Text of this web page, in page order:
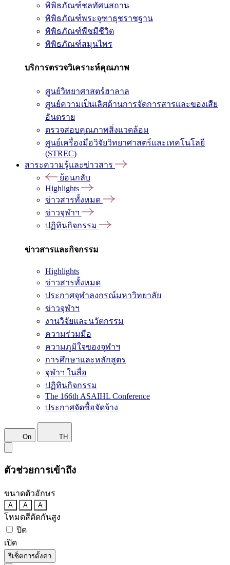
พิพิธภัณฑ์ชลทัศนสถาน
พิพิธภัณฑ์พระจุฑาธุชราชฐาน
พิพิธภัณฑ์พืชมีชีวิต
พิพิธภัณฑ์สมุนไพร
บริการตรวจวิเคราะห์คุณภาพ
ศูนย์วิทยาศาสตร์ฮาลาล
ศูนย์ความเป็นเลิศด้านการจัดการสารและของเสีย
อันตราย
ตรวจสอบคุณภาพสิ่งแวดล้อม
ศูนย์เครื่องมือวิจัยวิทยาศาสตร์และเทคโนโลยี
(STREC)
สาระความรู้และข่าวสาร
ย้อนกลับ
Highlights
ข่าวสารทั้งหมด
ข่าวจุฬาฯ
ปฏิทินกิจกรรม
ข่าวสารและกิจกรรม
Highlights
ข่าวสารทั้งหมด
ประกาศจุฬาลงกรณ์มหาวิทยาลัย
ข่าวจุฬาฯ
งานวิจัยและนวัตกรรม
ความร่วมมือ
ความภูมิใจของจุฬาฯ
การศึกษาและหลักสูตร
จุฬาฯ ในสื่อ
ปฏิทินกิจกรรม
The 166th ASAIHL Conference
ประกาศจัดซื้อจัดจ้าง
On TH
ตัวช่วยการเข้าถึง
ขนาดตัวอักษร
A A A
โหมดสีตัดกันสูง
ปิด
เปิด
รีเซ็ตการตั้งค่า